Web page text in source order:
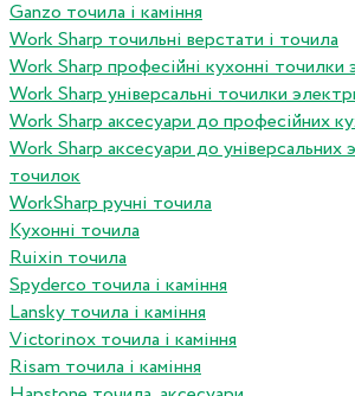
Ganzo точила і каміння
Work Sharp точильні верстати і точила
Work Sharp професiйнi кухоннi точилки
Work Sharp унiверсальнi точилки
Work Sharp аксесуари до професiйних
Work Sharp аксесуари до унiверсальних
точилок
WorkSharp ручні точила
Кухонні точила
Ruixin точила
Spyderco точила і каміння
Lansky точила і каміння
Victorinox точила і каміння
Risam точила і каміння